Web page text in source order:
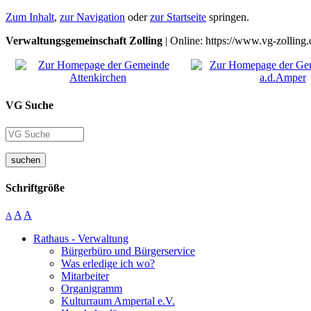
Zum Inhalt, zur Navigation oderzur Startseite springen.
Verwaltungsgemeinschaft Zolling | Online: https://www.vg-
VG Suche
suchen
Schriftgröße
A A A
Rathaus - Verwaltung
Bürgerbüro und Bürgerservice
Was erledige ich wo?
Mitarbeiter
Organigramm
Kulturraum Ampertal e.V.